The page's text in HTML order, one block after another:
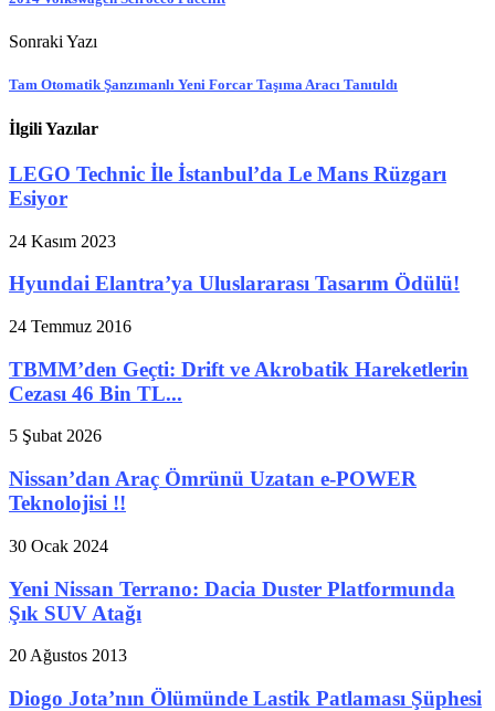
Sonraki Yazı
Tam Otomatik Şanzımanlı Yeni Forcar Taşıma Aracı Tanıtıldı
İlgili Yazılar
LEGO Technic İle İstanbul’da Le Mans Rüzgarı
Esiyor
24 Kasım 2023
Hyundai Elantra’ya Uluslararası Tasarım Ödülü!
24 Temmuz 2016
TBMM’den Geçti: Drift ve Akrobatik Hareketlerin
Cezası 46 Bin TL...
5 Şubat 2026
Nissan’dan Araç Ömrünü Uzatan e-POWER
Teknolojisi !!
30 Ocak 2024
Yeni Nissan Terrano: Dacia Duster Platformunda
Şık SUV Atağı
20 Ağustos 2013
Diogo Jota’nın Ölümünde Lastik Patlaması Şüphesi